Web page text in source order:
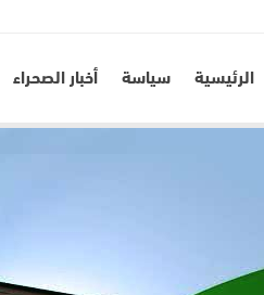
الرئيسية سياسة أخبار الصحراء